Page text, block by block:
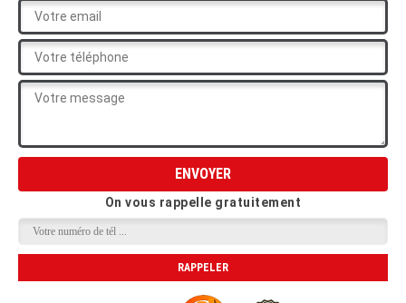
On vous rappelle gratuitement